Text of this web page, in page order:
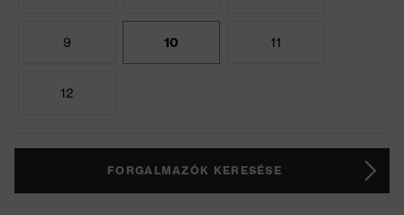
9 10 11
12
FORGALMAZÓK KERESÉSE